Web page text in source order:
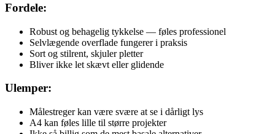
Fordele:
Robust og behagelig tykkelse — føles professionel
Selvlægende overflade fungerer i praksis
Sort og stilrent, skjuler pletter
Bliver ikke let skævt eller glidende
Ulemper:
Målestreger kan være svære at se i dårligt lys
A4 kan føles lille til større projekter